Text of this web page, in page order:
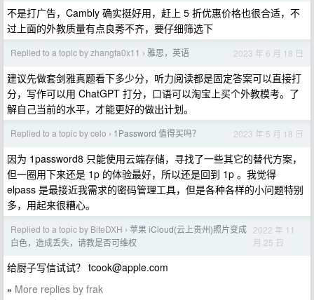
不是打广告，Cambly 确实挺好用，赶上 5 折优惠价格也很合适，不
过上面的外教质量有点良莠不齐，要仔细筛选下
Replied to a topic by zhangfa0x11 › 雅思，英语 2023 年 6 月 18 日
建议先做套剑雅真题看下多少分，听力阅读都是固定答案可以直接打
分，写作可以用 ChatGPT 打分，口语可以淘宝上买个外教模考。了
解自己当前的水平，才能更好的做出计划。
Replied to a topic by celo › 1Password 值得买吗？ 2023 年 5 月 18 日
因为 1password8 只能使用云端存储，寻找了一些其它的替代方案，
但一圈用下来还是 1p 的体验最好，所以还是回到 1p 。我觉得
elpass 是最接近我需求的密码管理工具，但是各种各样的小问题特别
多，用起来很糟心。
Replied to a topic by BiteDXH › 苹果 iCloud(云上贵州)照片变成
白色，造成丢失，请教是否可维权
2022 年 11
月 25 日
给厨子写信试试？ tcook@apple.com
» More replies by frak